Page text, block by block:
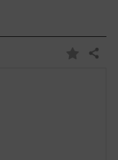
즐
공유하기